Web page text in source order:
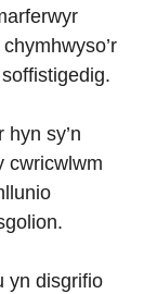
hyn sy’n
cwricwlwm
yn disgrifio